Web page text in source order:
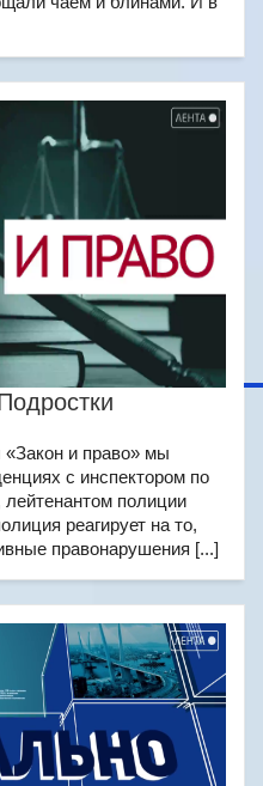
и право» мы
с инспектором по
полиции
реагирует на то,
правонарушения [...]